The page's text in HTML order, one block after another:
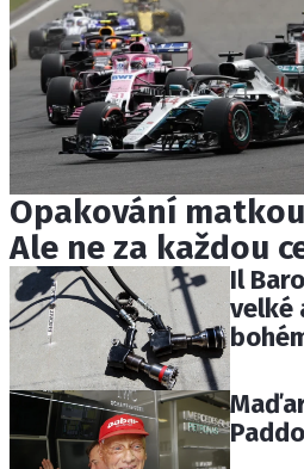
Opakování
Ale ne za každou
Il
velké